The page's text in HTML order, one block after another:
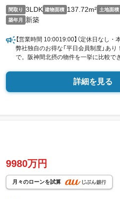
間取り 3LDK 建物面積 137.72m² 土地面積
築年月 新築
【営業時間 10:0019:00】（定休日なし・
弊社独自のお得な「平日会員制度」あり
で。阪神間北摂の物件を一挙に比較で
現地を見学される場合は「室内・現地を
ンよりご希望の日時をご記入いただく
心ください！住宅ローンが難しい方も
フォーム・ローン相談等お住まいに関
可。最寄り駅までの送迎も可能です。
■ウィル不動産販売■本日対応可/南向き
詳細を見る
9980万円
月々のローンを試算